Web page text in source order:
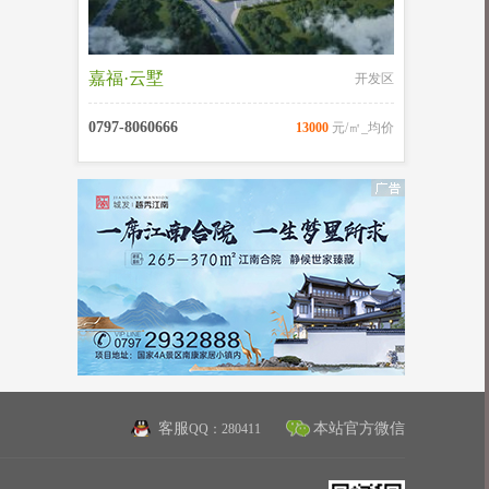
嘉福·云墅 开发区
0797-8060666 13000 元/㎡_均价
客服QQ：280411 本站官方微信